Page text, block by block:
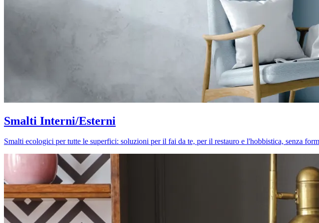
Smalti Interni/Esterni
Smalti ecologici per tutte le superfici: soluzioni per il fai da te, per il restauro e l'hobbistica, senza